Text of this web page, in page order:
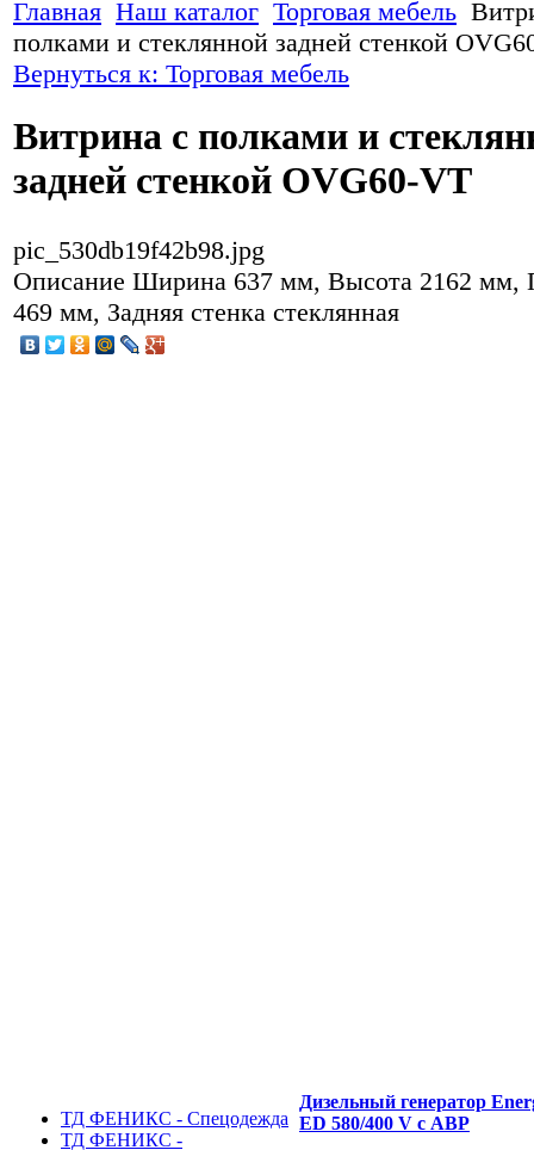
Главная Наш каталог Торговая мебель
полками и стеклянной задней стенкой
Вернуться к: Торговая мебель
Витрина с полками и
задней стенкой OVG60-VT
pic_530db19f42b98.jpg
Описание Ширина 637 мм, Высота 2162 мм,
469 мм, Задняя стенка стеклянная
ТД ФЕНИКС - Спецодежда
ТД ФЕНИКС -
Дизельный генератор
ED 580/400 V с АВР